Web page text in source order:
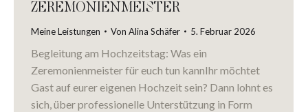
ZEREMONIENMEISTER
Meine Leistungen Von Alina Schäfer 5. Februar 2026
Begleitung am Hochzeitstag: Was ein
Zeremonienmeister für euch tun kannIhr möchtet
Gast auf eurer eigenen Hochzeit sein? Dann lohnt es
sich, über professionelle Unterstützung in Form